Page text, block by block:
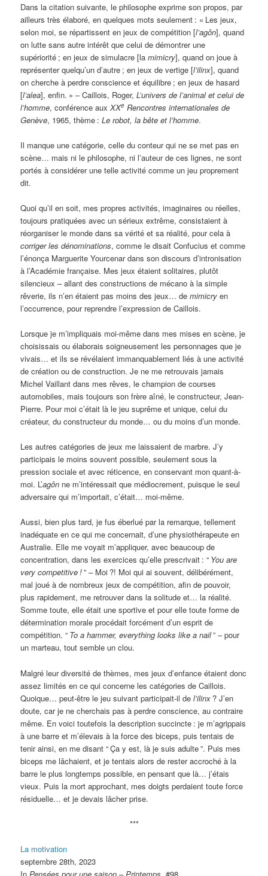
Dans la citation suivante, le philosophe exprime son propos, par
ailleurs très élaboré, en quelques mots seulement : « Les jeux,
selon moi, se répartissent en jeux de compétition [l’agôn], quand
on lutte sans autre intérêt que celui de démontrer une
supériorité ; en jeux de simulacre [lamimicry], quand on joue à
représenter quelqu’un d’autre ; en jeux de vertige [l’ilinx], quand
on cherche à perdre conscience et équilibre ; en jeux de hasard
[l’alea], enfin. » – Caillois, Roger,L’univers de l’animal et celui de
l’homme, conférence auxXXe Rencontres internationales de
Genève, 1965, thème :Le robot, la bête et l’homme.
Il manque une catégorie, celle du conteur qui ne se met pas en
scène… mais ni le philosophe, ni l’auteur de ces lignes, ne sont
portés à considérer une telle activité comme un jeu proprement
dit.
Quoi qu’il en soit, mes propres activités, imaginaires ou réelles,
toujours pratiquées avec un sérieux extrême, consistaient à
réorganiser le monde dans sa vérité et sa réalité, pour cela à
corriger les dénominations, comme le disait Confucius et comme
l’énonça Marguerite Yourcenar dans son discours d’intronisation
à l’Académie française. Mes jeux étaient solitaires, plutôt
silencieux – allant des constructions de mécano à la simple
rêverie, ils n’en étaient pas moins des jeux… demimicry en
l’occurrence, pour reprendre l’expression de Caillois.
Lorsque je m’impliquais moi-même dans mes mises en scène, je
choisissais ou élaborais soigneusement les personnages que je
vivais… et ils se révélaient immanquablement liés à une activité
de création ou de construction. Je ne me retrouvais jamais
Michel Vaillant dans mes rêves, le champion de courses
automobiles, mais toujours son frère aîné, le constructeur, Jean-
Pierre. Pour moi c’était là le jeu suprême et unique, celui du
créateur, du constructeur du monde… ou du moins d’un monde.
Les autres catégories de jeux me laissaient de marbre. J’y
participais le moins souvent possible, seulement sous la
pression sociale et avec réticence, en conservant mon quant-à-
moi. L’agôn ne m’intéressait que médiocrement, puisque le seul
adversaire qui m’importait, c’était… moi-même.
Aussi, bien plus tard, je fus éberlué par la remarque, tellement
inadéquate en ce qui me concernait, d’une physiothérapeute en
Australie. Elle me voyait m’appliquer, avec beaucoup de
concentration, dans les exercices qu’elle prescrivait : “ You are
very competitive!” – Moi ?! Moi qui ai souvent, délibérément,
mal joué à de nombreux jeux de compétition, afin de pouvoir,
plus rapidement, me retrouver dans la solitude et… la réalité.
Somme toute, elle était une sportive et pour elle toute forme de
détermination morale procédait forcément d’un esprit de
compétition. “ To a hammer, everything looks like a nail” – pour
un marteau, tout semble un clou.
Malgré leur diversité de thèmes, mes jeux d’enfance étaient donc
assez limités en ce qui concerne les catégories de Caillois.
Quoique… peut-être le jeu suivant participait-il del’ilinx ? J’en
doute, car je ne cherchais pas à perdre conscience, au contraire
même. En voici toutefois la description succincte : je m’agrippais
à une barre et m’élevais à la force des biceps, puis tentais de
tenir ainsi, en me disant “Ça y est, là je suis adulte”. Puis mes
biceps me lâchaient, et je tentais alors de rester accroché à la
barre le plus longtemps possible, en pensant que là… j’étais
vieux. Puis la mort approchant, mes doigts perdaient toute force
résiduelle… et je devais lâcher prise.
***
La motivation
septembre 28th, 2023